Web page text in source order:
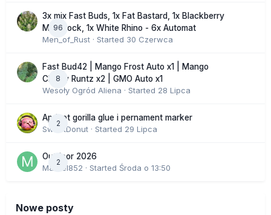
96
3x mix Fast Buds, 1x Fat Bastard, 1x Blackberry
Moonrock, 1x White Rhino - 6x Automat
Men_of_Rust · Started 30 Czerwca
8
Fast Bud42 | Mango Frost Auto x1 | Mango
Cherry Runtz x2 | GMO Auto x1
Wesoły Ogród Aliena · Started 28 Lipca
2
Apricot gorilla glue i pernament marker
SweetDonut · Started 29 Lipca
2
Outdoor 2026
Marcel852 · Started Środa o 13:50
Nowe posty